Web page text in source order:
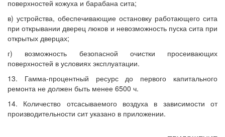
поверхностей кожуха и барабана сита;
в) устройства, обеспечивающие остановку работающего сита
при открывании дверец люков и невозможность пуска сита при
открытых дверцах;
г) возможность безопасной очистки просеивающих
поверхностей в условиях эксплуатации.
13. Гамма-процентный ресурс до первого капитального
ремонта не должен быть менее 6500 ч.
14. Количество отсасываемого воздуха в зависимости от
производительности сит указано в приложении.